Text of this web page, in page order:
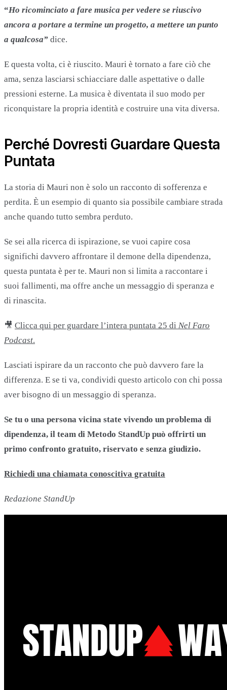
“Ho ricominciato a fare musica per vedere se riuscivo
ancora a portare a termine un progetto, a mettere un punto
a qualcosa” dice.
E questa volta, ci è riuscito. Mauri è tornato a fare ciò che
ama, senza lasciarsi schiacciare dalle aspettative o dalle
pressioni esterne. La musica è diventata il suo modo per
riconquistare la propria identità e costruire una vita diversa.
Perché Dovresti Guardare Questa
Puntata
La storia di Mauri non è solo un racconto di sofferenza e
perdita. È un esempio di quanto sia possibile cambiare strada
anche quando tutto sembra perduto.
Se sei alla ricerca di ispirazione, se vuoi capire cosa
significhi davvero affrontare il demone della dipendenza,
questa puntata è per te. Mauri non si limita a raccontare i
suoi fallimenti, ma offre anche un messaggio di speranza e
di rinascita.
🎥 Clicca qui per guardare l’intera puntata 25 di Nel Faro
Podcast.
Lasciati ispirare da un racconto che può davvero fare la
differenza. E se ti va, condividi questo articolo con chi possa
aver bisogno di un messaggio di speranza.
Se tu o una persona vicina state vivendo un problema di
dipendenza, il team di Metodo StandUp può offrirti un
primo confronto gratuito, riservato e senza giudizio.
Richiedi una chiamata conoscitiva gratuita
Redazione StandUp